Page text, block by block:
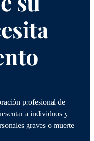
profesional de
a individuos y
graves o muerte